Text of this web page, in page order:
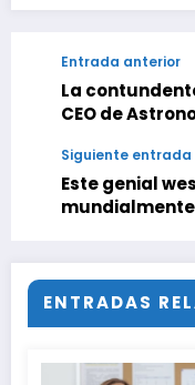
Entrada anterior
La
CEO de
Siguiente entrada
Este genial
mundialmente
ENTRADAS